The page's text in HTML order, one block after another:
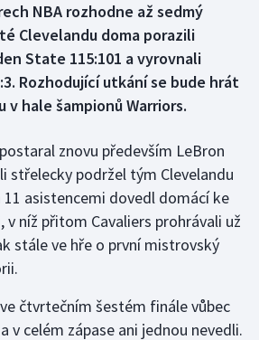
NBA rozhodne až sedmý
Clevelandu doma porazili
State 115:101 a vyrovnali
Rozhodující utkání se bude hrát
v hale šampionů Warriors.
znovu především LeBron
střelecky podržel tým Clevelandu
11 asistencemi dovedl domácí ke
níž přitom Cavaliers prohrávali už
stále ve hře o první mistrovský
čtvrtečním šestém finále vůbec
v celém zápase ani jednou nevedli.